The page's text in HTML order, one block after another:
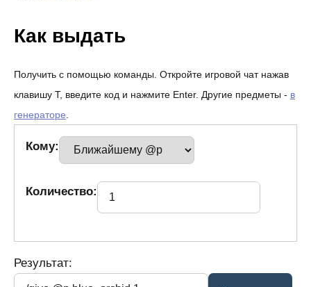
Как выдать
Получить с помощью команды. Откройте игровой чат нажав
клавишу T, введите код и нажмите Enter. Другие предметы - в
генераторе.
Кому:
Количество:
Результат: